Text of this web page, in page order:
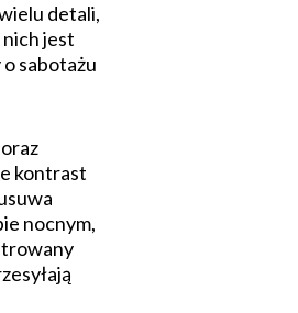
detali,
jest
sabotażu
kontrast
nocnym,